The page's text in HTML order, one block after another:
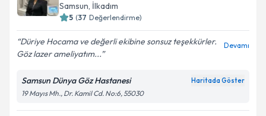
Samsun, İlkadım
5 (37 Değerlendirme)
Düriye Hocama ve değerli ekibine sonsuz teşekkürler.
Göz lazer ameliyatım...
Devamı
Samsun Dünya Göz Hastanesi Haritada Göster
19 Mayıs Mh., Dr. Kamil Cd. No:6, 55030